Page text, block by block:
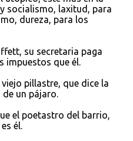
socialismo, laxitud, para
dureza, para los
su secretaria paga
impuestos que él.
pillastre, que dice la
un pájaro.
el poetastro del barrio,
él.